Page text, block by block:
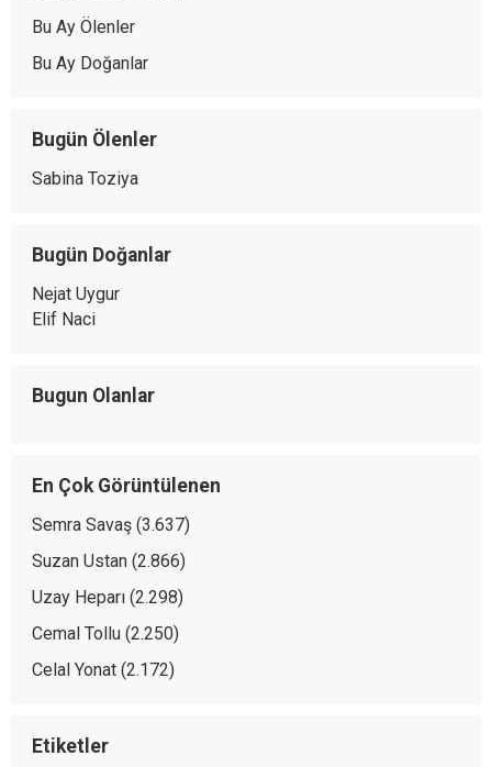
Bu Ay Ölenler
Bu Ay Doğanlar
Bugün Ölenler
Sabina Toziya
Bugün Doğanlar
Nejat Uygur
Elif Naci
Bugun Olanlar
En Çok Görüntülenen
Semra Savaş (3.637)
Suzan Ustan (2.866)
Uzay Heparı (2.298)
Cemal Tollu (2.250)
Celal Yonat (2.172)
Etiketler